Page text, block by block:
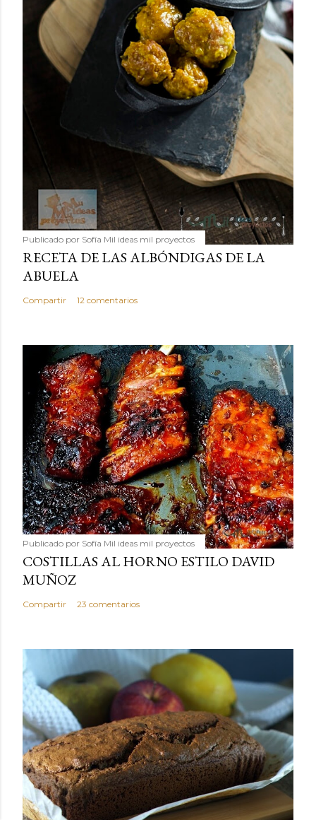
Publicado por Sofía Mil ideas mil proyectos
RECETA DE LAS ALBÓNDIGAS DE LA
ABUELA
Compartir 12 comentarios
Publicado por Sofía Mil ideas mil proyectos
COSTILLAS AL HORNO ESTILO DAVID
MUÑOZ
Compartir 23 comentarios